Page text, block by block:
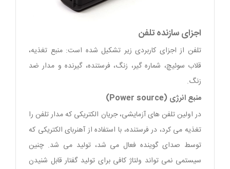
اجزای سازنده تلفن
تلفن از اجزای کاربردی زیر تشکیل شده است: منبع تغذیه،
قلاب سوئیچ، شماره گیر، زنگ، فرستنده، گیرنده و مدار ضد
زنگ.
منبع انرژی (Power source)
در اولین تلفن های آزمایشی، جریان الکتریکی که مدار تلفن را
تغذیه می کرد، در فرستنده، با استفاده از آهنربای الکتریکی که
توسط صدای گوینده فعال می شد، تولید می شد. چنین
سیستمی نمی تواند ولتاژ کافی برای تولید گفتار قابل شنیدن